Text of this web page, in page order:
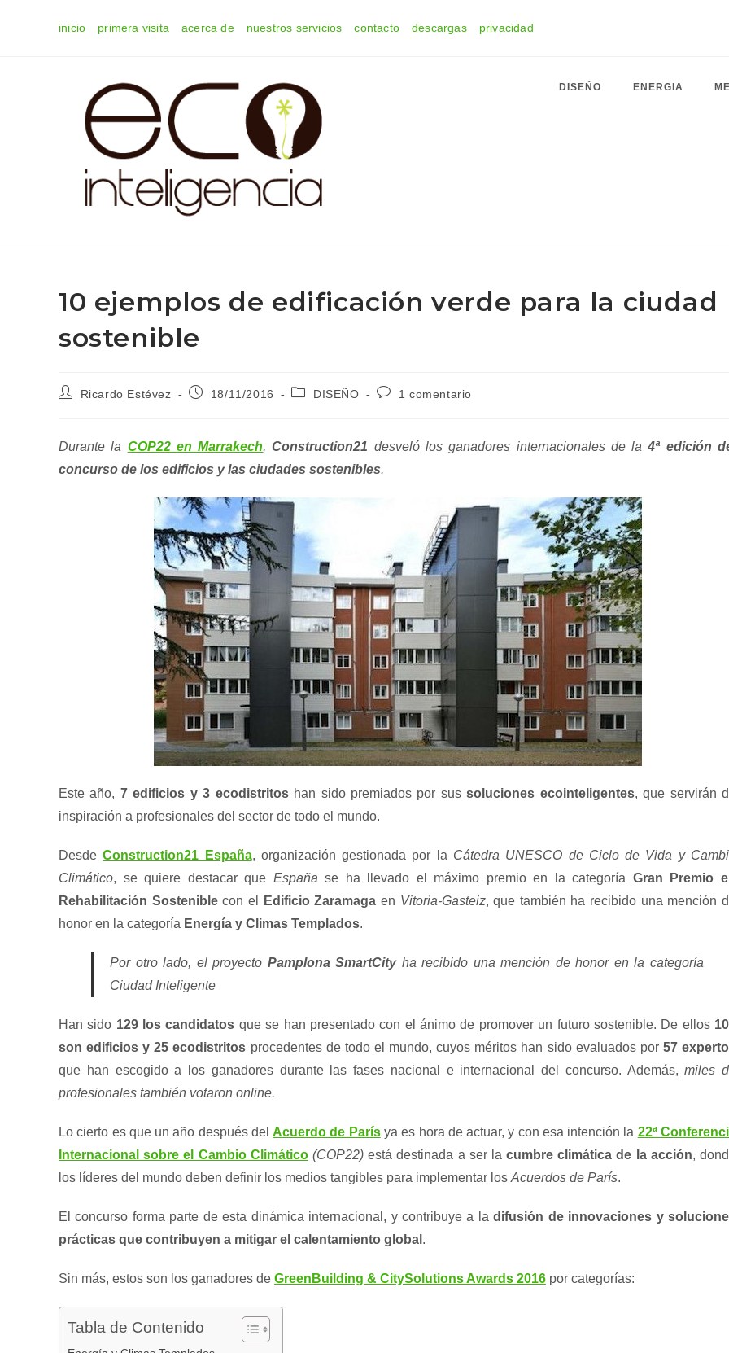
inicio primera visita acerca de nuestros servicios contacto descargas privacidad
DISEÑO ENERGIA
10 ejemplos de edificación verde para la ciudad
sostenible
AutorRicardo Estévez
Publicación
18/11/2016
Categoría
DISEÑO
Comentarios
entrada:
1 comentario
Durante la COP22 en Marrakech,Construction21 desveló los ganadores internacionales de la4ª edición
concurso de los edificios y las ciudades sostenibles.
Este año, 7 edificios y 3 ecodistritoshan sido premiados por sussoluciones ecointeligentes, que servirán
inspiración a profesionales del sector de todo el mundo.
DesdeConstruction21 España, organización gestionada por la Cátedra UNESCO de Ciclo de Vida y
Climático, se quiere destacar que España se ha llevado el máximo premio en la categoría Gran Premio
Rehabilitación Sosteniblecon el Edificio Zaramaga en Vitoria-Gasteiz, que también ha recibido una mención
honor en la categoría Energía y Climas Templados.
Por otro lado, el proyecto Pamplona SmartCityha recibido una mención de honor en la categoría
Ciudad Inteligente
Han sido 129 los candidatos que se han presentado con el ánimo de promover un futuro sostenible. De ellos
son edificios y 25 ecodistritos procedentes de todo el mundo, cuyos méritos han sido evaluados por 57
que han escogido a los ganadores durante las fases nacional e internacional del concurso. Además,miles
profesionales también votaron online.
Lo cierto es que un año después delAcuerdo de Parísya es hora de actuar, y con esa intención la 22ª
Internacional sobre el Cambio Climático (COP22)está destinada a ser lacumbre climática de la acción,
los líderes del mundo deben definir los medios tangibles para implementar los Acuerdos de París.
El concurso forma parte de esta dinámica internacional, y contribuye a la difusión de innovaciones y
prácticas que contribuyen a mitigar el calentamiento global .
Sin más, estos son los ganadores de GreenBuilding & CitySolutions Awards 2016 por categorías:
Tabla de Contenido